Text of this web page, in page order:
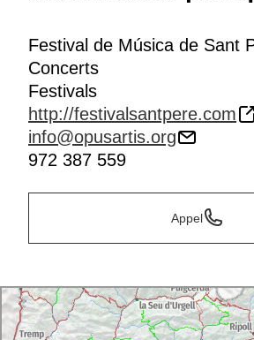
Festival de Música de Sant
Concerts
Festivals
http://festivalsantpere.com
info@opusartis.org
972 387 559
Appel